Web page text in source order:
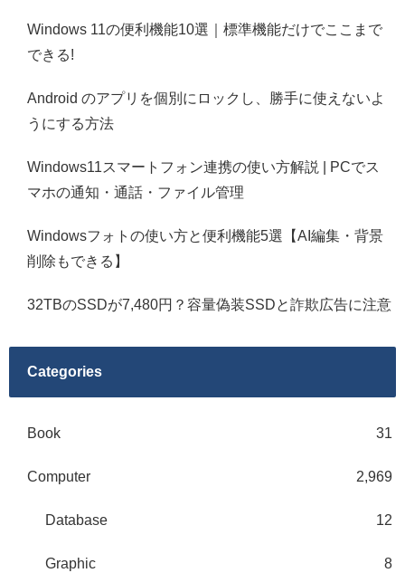
Windows 11の便利機能10選｜標準機能だけでここまで
できる!
Android のアプリを個別にロックし、勝手に使えないよ
うにする方法
Windows11スマートフォン連携の使い方解説 | PCでス
マホの通知・通話・ファイル管理
Windowsフォトの使い方と便利機能5選【AI編集・背景
削除もできる】
32TBのSSDが7,480円？容量偽装SSDと詐欺広告に注意
Categories
Book 31
Computer 2,969
Database 12
Graphic 8